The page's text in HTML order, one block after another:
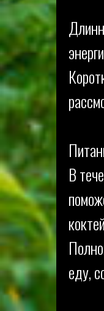
В
еду,